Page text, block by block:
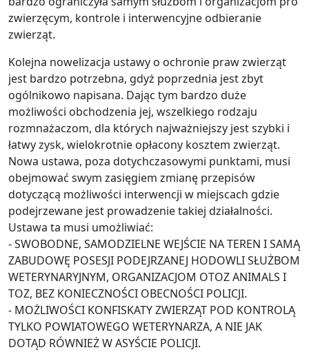
zwierzęcym, kontrole i interwencyjne odbieranie
zwierząt.
Kolejna nowelizacja ustawy o ochronie praw zwierząt
jest bardzo potrzebna, gdyż poprzednia jest zbyt
ogólnikowo napisana. Dając tym bardzo duże
możliwości obchodzenia jej, wszelkiego rodzaju
rozmnażaczom, dla których najważniejszy jest szybki i
łatwy zysk, wielokrotnie opłacony kosztem zwierząt.
Nowa ustawa, poza dotychczasowymi punktami, musi
obejmować swym zasięgiem zmianę przepisów
dotyczącą możliwości interwencji w miejscach gdzie
podejrzewane jest prowadzenie takiej działalności.
Ustawa ta musi umożliwiać:
- SWOBODNE, SAMODZIELNE WEJŚCIE NA TEREN I SAMĄ
ZABUDOWĘ POSESJI PODEJRZANEJ HODOWLI SŁUŻBOM
WETERYNARYJNYM, ORGANIZACJOM OTOZ ANIMALS I
TOZ, BEZ KONIECZNOŚCI OBECNOŚCI POLICJI.
- MOŻLIWOŚCI KONFISKATY ZWIERZĄT POD KONTROLĄ
TYLKO POWIATOWEGO WETERYNARZA, A NIE JAK
DOTĄD RÓWNIEŻ W ASYŚCIE POLICJI.